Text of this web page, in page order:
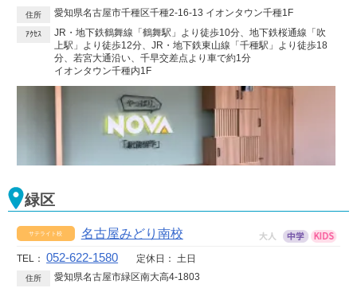
住所 愛知県名古屋市千種区千種2-16-13 イオンタウン千種1F
ｱｸｾｽ
JR・地下鉄鶴舞線「鶴舞駅」より徒歩10分、地下鉄桜通線「吹
上駅」より徒歩12分、JR・地下鉄東山線「千種駅」より徒歩18
分、若宮大通沿い、千早交差点より車で約1分
イオンタウン千種内1F
緑区
名古屋みどり南校
TEL： 052-622-1580 定休日： 土日
住所 愛知県名古屋市緑区南大高4-1803